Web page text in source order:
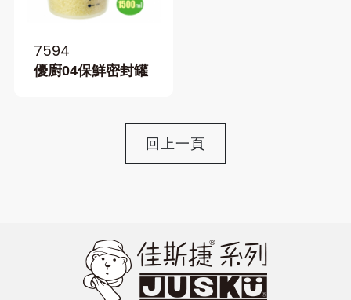
7594
優廚04保鮮密封罐
回上一頁